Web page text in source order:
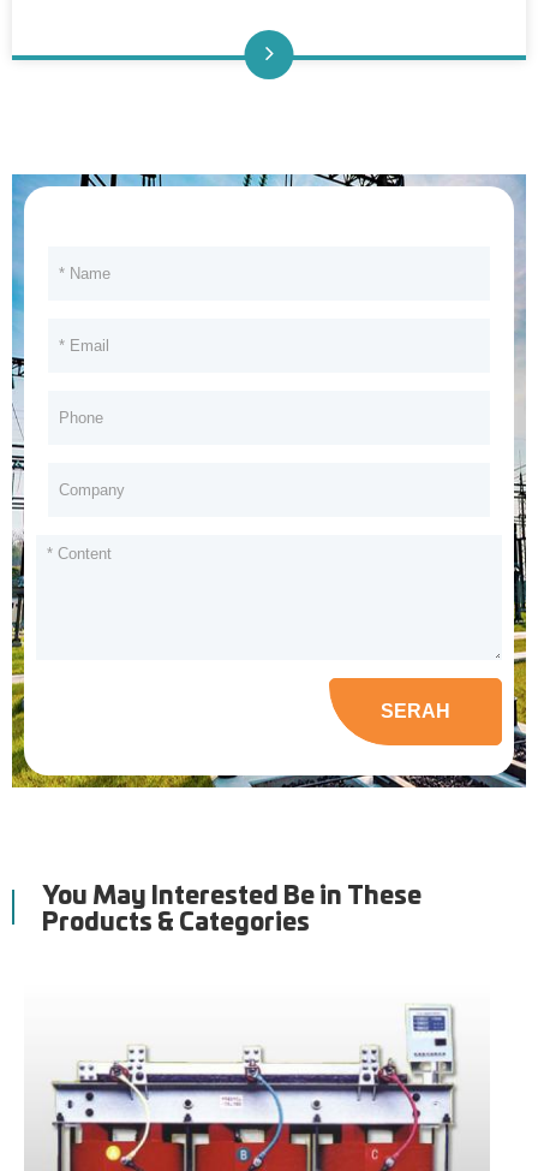
SERAH
You May Interested Be in These
Products & Categories